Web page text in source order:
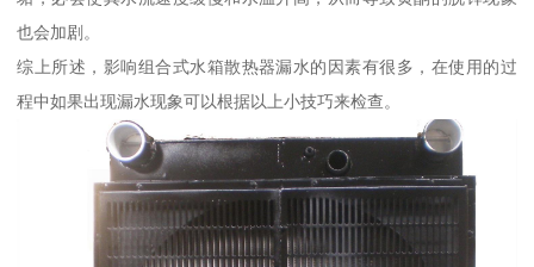
也会加剧。
综上所述，影响组合式水箱散热器漏水的因素有很多，在使用的过
程中如果出现漏水现象可以根据以上小技巧来检查。